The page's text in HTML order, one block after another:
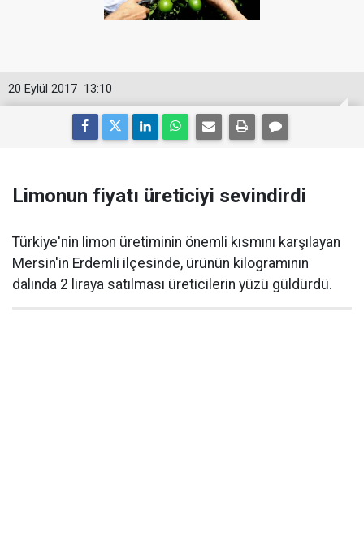
13:10
20 Eylül 2017
Limonun fiyatı üreticiyi sevindirdi
Türkiye'nin limon üretiminin önemli kısmını karşılayan
Mersin'in Erdemli ilçesinde, ürünün kilogramının
dalında 2 liraya satılması üreticilerin yüzü güldürdü.